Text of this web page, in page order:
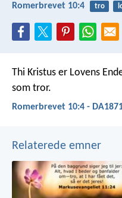
Romerbrevet 10:4 tro
Thi Kristus er Lovens
som tror.
Romerbrevet 10:4 -
Relaterede emner